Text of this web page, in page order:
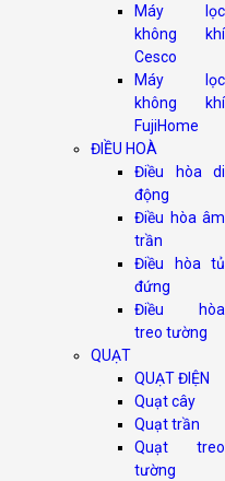
Máy lọc
không khí
Cesco
Máy lọc
không khí
FujiHome
ĐIỀU HOÀ
Điều hòa di
động
Điều hòa âm
trần
Điều hòa tủ
đứng
Điều hòa
treo tường
QUẠT
QUẠT ĐIỆN
Quạt cây
Quạt trần
Quạt treo
tường